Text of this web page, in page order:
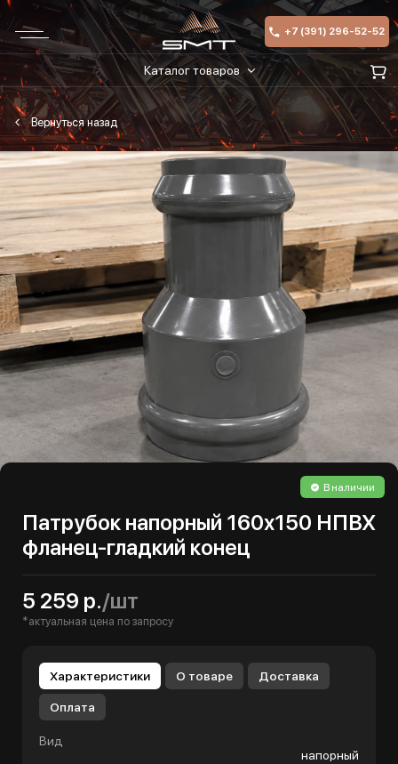
+7 (391) 296-52-52
Каталог товаров
В наличии
Патрубок напорный 160х150 НПВХ
фланец-гладкий конец
5 259 р./шт
*актуальная цена по запросу
Характеристики О товаре Доставка
Оплата
Вид
напорный